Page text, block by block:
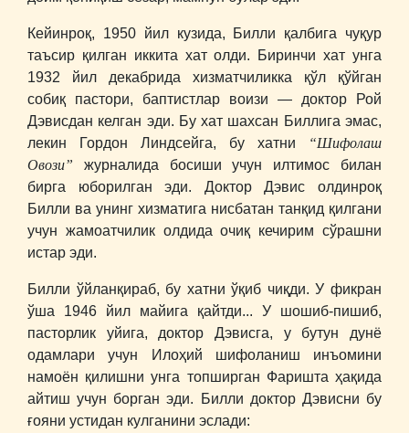
Кейинроқ, 1950 йил кузида, Билли қалбига чуқур
таъсир қилган иккита хат олди. Биринчи хат унга
1932 йил декабрида хизматчиликка қўл қўйган
собиқ пастори, баптистлар воизи ― доктор Рой
Дэвисдан келган эди. Бу хат шахсан Биллига эмас,
лекин Гордон Линдсейга, бу хатни
“Шифолаш
Овози” журналида босиши учун илтимос билан
бирга юборилган эди. Доктор Дэвис олдинроқ
Билли ва унинг хизматига нисбатан танқид қилгани
учун жамоатчилик олдида очиқ кечирим сўрашни
истар эди.
Билли ўйланқираб, бу хатни ўқиб чиқди. У фикран
ўша 1946 йил майига қайтди... У шошиб-пишиб,
пасторлик уйига, доктор Дэвисга, у бутун дунё
одамлари учун Илоҳий шифоланиш инъомини
намоён қилишни унга топширган Фаришта ҳақида
айтиш учун борган эди. Билли доктор Дэвисни бу
ғояни устидан кулганини эслади: